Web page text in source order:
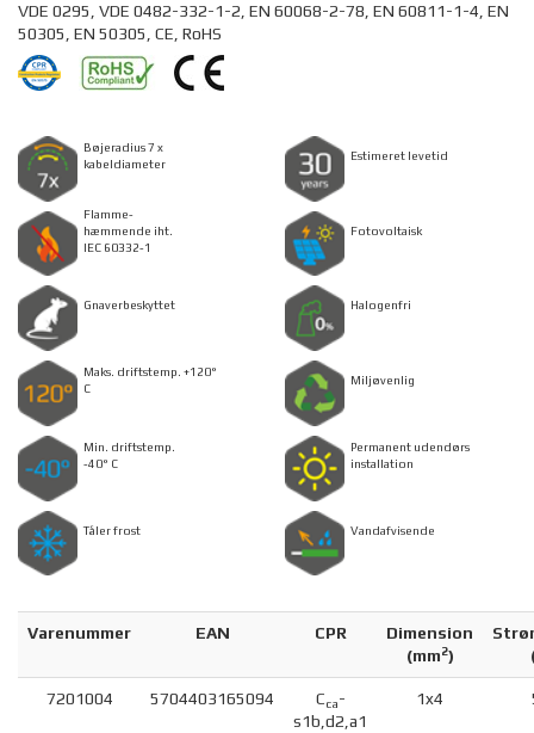
VDE 0295, VDE 0482-332-1-2, EN 60068-2-78, EN 60811-1-4, EN
50305, EN 50305, CE, RoHS
Bøjeradius 7 x
kabeldiameter
Estimeret levetid
Flamme-
hæmmende iht.
IEC 60332-1
Fotovoltaisk
Gnaverbeskyttet Halogenfri
Maks. driftstemp. +120°
C
Miljøvenlig
Min. driftstemp.
-40° C
Permanent udendørs
installation
Tåler frost Vandafvisende
Varenummer EAN CPR
Dimension
(mm2)
7201004 5704403165094 Cca-
s1b,d2,a1
1x4